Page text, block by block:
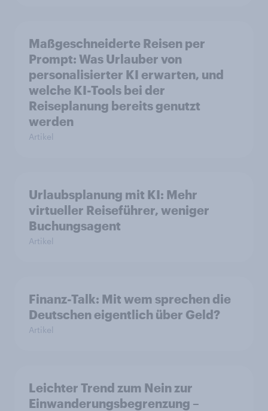
Maßgeschneiderte Reisen per
Prompt: Was Urlauber von
personalisierter KI erwarten, und
welche KI-Tools bei der
Reiseplanung bereits genutzt
werden
Artikel
Urlaubsplanung mit KI: Mehr
virtueller Reiseführer, weniger
Buchungsagent
Artikel
Finanz-Talk: Mit wem sprechen die
Deutschen eigentlich über Geld?
Artikel
Leichter Trend zum Nein zur
Einwanderungsbegrenzung –